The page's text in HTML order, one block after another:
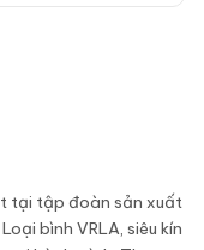
tại tập đoàn sản xuất
bình VRLA, siêu kín